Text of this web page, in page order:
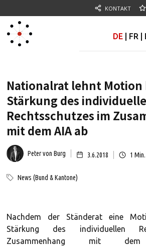
KONTAKT
DE FR
Nationalrat lehnt
Stärkung des
Rechtsschutzes im
mit dem AIA ab
Peter von Burg 3.6.2018 1
News (Bund & Kantone)
Nachdem der Ständerat eine
Stärkung des individuellen
Zusammenhang mit dem